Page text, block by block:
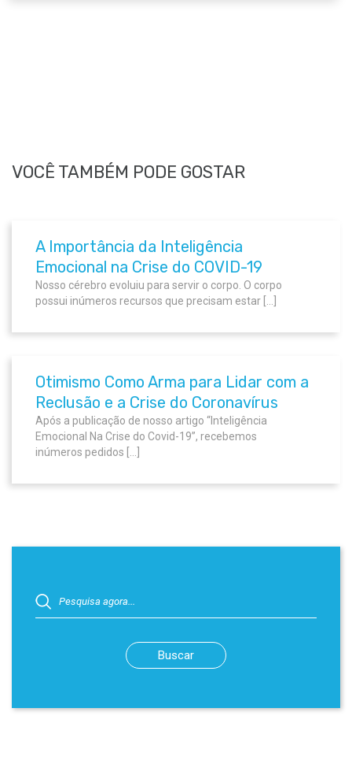
VOCÊ TAMBÉM PODE GOSTAR
A Importância da Inteligência
Emocional na Crise do COVID-19
Nosso cérebro evoluiu para servir o corpo. O corpo
possui inúmeros recursos que precisam estar […]
Otimismo Como Arma para Lidar com a
Reclusão e a Crise do Coronavírus
Após a publicação de nosso artigo “Inteligência
Emocional Na Crise do Covid-19”, recebemos
inúmeros pedidos […]